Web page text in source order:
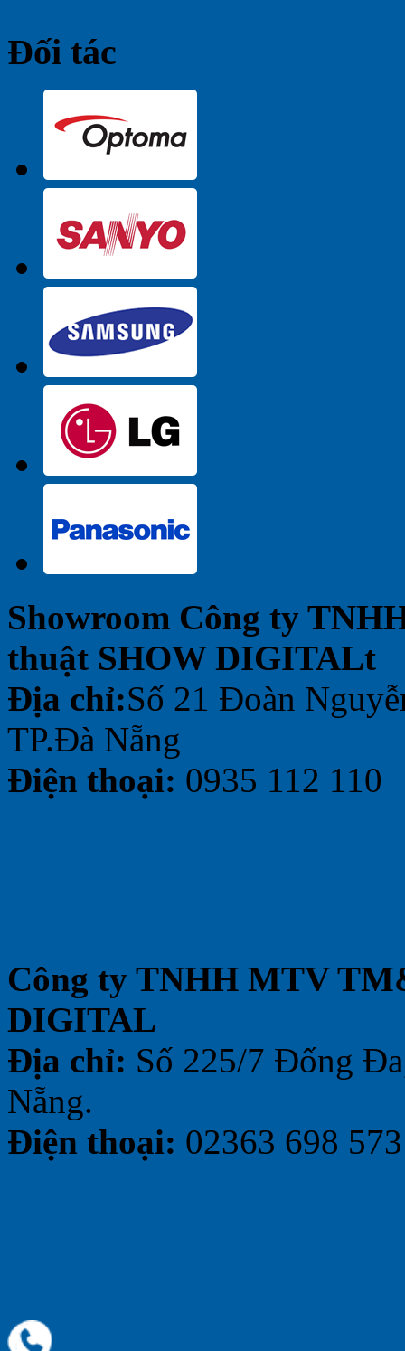
Đối tác
Showroom Công ty
thuật SHOW DIGITALt
Địa chỉ:Số 21 Đoàn
TP.Đà Nẵng
Điện thoại: 0935 112 110
Công ty TNHH MTV
DIGITAL
Địa chỉ: Số 225/7 Đống
Nẵng.
Điện thoại: 02363 698